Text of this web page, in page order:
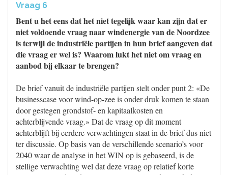
Vraag 6
Bent u het eens dat het niet tegelijk waar kan zijn dat er
niet voldoende vraag naar windenergie van de Noordzee
is terwijl de industriële partijen in hun brief aangeven dat
die vraag er wel is? Waarom lukt het niet om vraag en
aanbod bij elkaar te brengen?
De brief vanuit de industriële partijen stelt onder punt 2: «De
businesscase voor wind-op-zee is onder druk komen te staan
door gestegen grondstof- en kapitaalkosten en
achterblijvende vraag.» Dat de vraag op dit moment
achterblijft bij eerdere verwachtingen staat in de brief dus niet
ter discussie. Op basis van de verschillende scenario’s voor
2040 waar de analyse in het WIN op is gebaseerd, is de
stellige verwachting wel dat deze vraag op relatief korte